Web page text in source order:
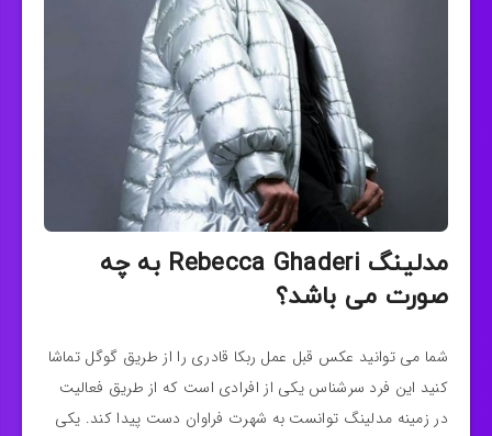
مدلینگ Rebecca Ghaderi به چه
صورت می باشد؟
شما می توانید عکس قبل عمل ربکا قادری را از طریق گوگل تماشا
کنید این فرد سرشناس یکی از افرادی است که از طریق فعالیت
در زمینه مدلینگ توانست به شهرت فراوان دست پیدا کند. یکی